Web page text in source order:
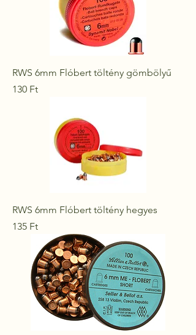
RWS 6mm Flóbert töltény gömbölyű
Ár
130 Ft
RWS 6mm Flóbert töltény hegyes
Ár
135 Ft